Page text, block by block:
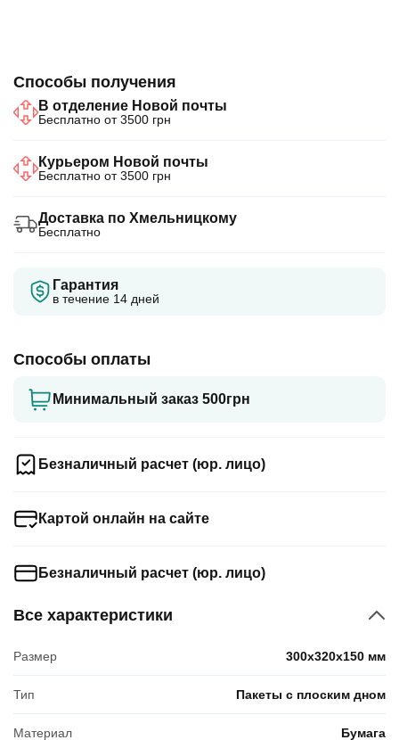
Все характеристики
Размер 300x320x150 мм
Тип Пакеты с плоским дном
Материал Бумага
Способы получения
В отделение Новой почты
Бесплатно от 3500 грн
Курьером Новой почты
Бесплатно от 3500 грн
Доставка по Хмельницкому
Бесплатно
Гарантия
в течение 14 дней
Способы оплаты
Минимальный заказ 500грн
Безналичный расчет (юр. лицо)
Картой онлайн на сайте
Безналичный расчет (юр. лицо)